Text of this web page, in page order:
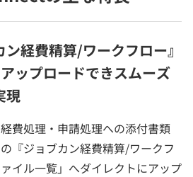
経費精算/ワークフロー』
ップロードできスムーズ
現
費処理・申請処理への添付書類
『ジョブカン経費精算/ワークフ
イル一覧」へダイレクトにアップ